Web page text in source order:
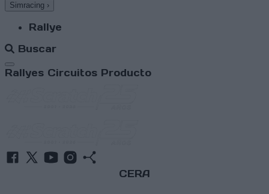
Simracing ›
Rallye
Buscar
Abrir menú
Rallyes Circuitos Producto
CERA